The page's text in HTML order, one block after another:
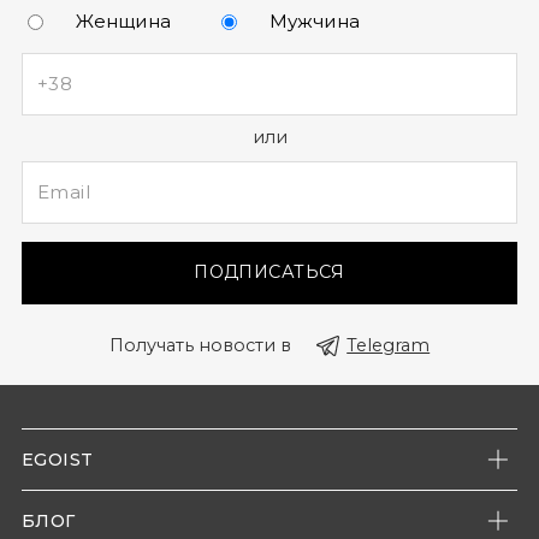
Женщина Мужчина
или
ПОДПИСАТЬСЯ
Получать новости в Telegram
EGOIST
Наши магазины
БЛОГ